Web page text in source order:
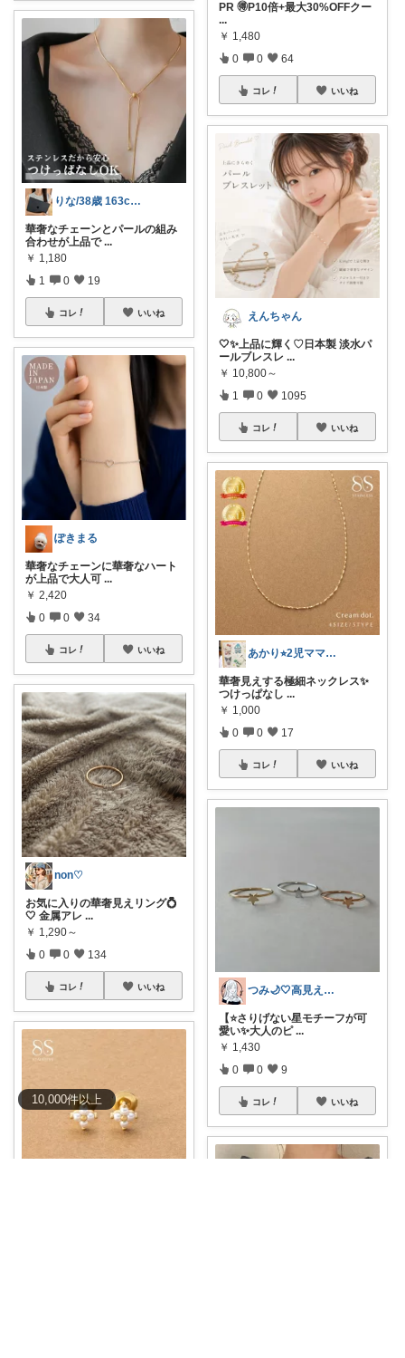
10,000件以上
りな/38歳 163cm 骨格ストレート
華奢なチェーンとパールの組み
合わせが上品で ...
￥ 1,180
1 0 19
コレ いいね
ぽきまる
華奢なチェーンに華奢なハート
が上品で大人可 ...
￥ 2,420
0 0 34
コレ いいね
non♡
お気に入りの華奢見えリング💍
🤍 金属アレ ...
￥ 1,290～
0 0 134
コレ いいね
PR 🉐️P10倍+最大30%OFFクー
...
￥ 1,480
0 0 64
コレ いいね
えんちゃん
🤍✨上品に輝く♡日本製 淡水パ
ールブレスレ ...
￥ 10,800～
1 0 1095
コレ いいね
あかり⭐︎2児ママroom
華奢見えする極細ネックレス✨
つけっぱなし ...
￥ 1,000
0 0 17
コレ いいね
つみ🌙🤍高見えアクセ&ファッション
【⭐さりげない星モチーフが可
愛い✨大人のピ ...
￥ 1,430
0 0 9
コレ いいね